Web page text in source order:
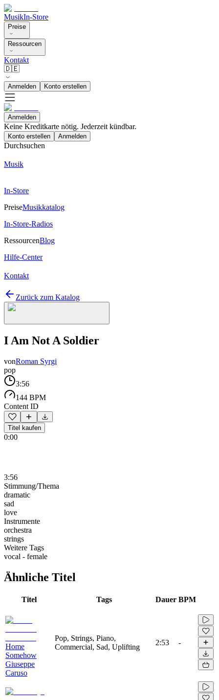
MusikIn-Store
Preise
Ressourcen
Kontakt
🇩🇪
Anmelden Konto erstellen
Anmelden
Keine Kreditkarte nötig. Jederzeit kündbar.
Konto erstellen Anmelden
Durchsuchen
Musik
In-Store
PreiseMusikkatalog
In-Store-Radios
RessourcenBlog
Hilfe-Center
Kontakt
Zurück zum Katalog
I Am Not A Soldier
vonRoman Syrgi
pop
3:56
144 BPM
Content ID
Titel kaufen
0:00
3:56
Stimmung/Thema
dramatic
sad
love
Instrumente
orchestra
strings
Weitere Tags
vocal - female
Ähnliche Titel
Titel Tags Dauer BPM
Home
Somehow
Giuseppe
Caruso
Pop, Strings, Piano,
Commercial, Sad, Uplifting
2:53 -